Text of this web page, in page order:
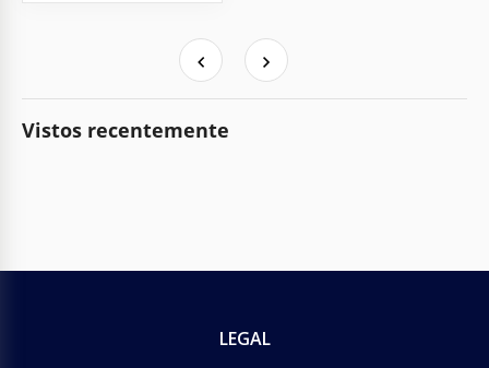
Vistos recentemente
LEGAL